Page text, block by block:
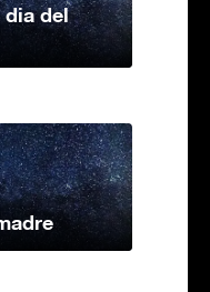
dia del